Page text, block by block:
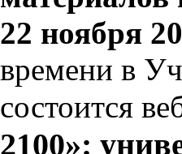
22 ноября
времени в
состоится
2100»: